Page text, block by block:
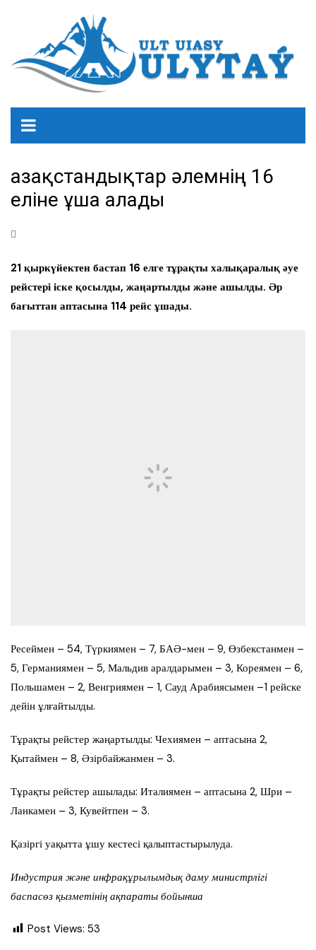
Қазақстандықтар әлемнің 16
еліне ұша алады
21 қыркүйектен бастап 16 елге тұрақты халықаралық әуе
рейстері іске қосылды, жаңартылды және ашылды. Әр
бағыттан аптасына 114 рейс ұшады.
Ресеймен – 54, Түркиямен – 7, БАӘ-мен – 9, Өзбекстанмен –
5, Германиямен – 5, Мальдив аралдарымен – 3, Кореямен – 6,
Польшамен – 2, Венгриямен – 1, Сауд Арабиясымен –1 рейске
дейін ұлғайтылды.
Тұрақты рейстер жаңартылды: Чехиямен – аптасына 2,
Қытаймен – 8, Әзірбайжанмен – 3.
Тұрақты рейстер ашылады: Италиямен – аптасына 2, Шри –
Ланкамен – 3, Кувейтпен – 3.
Қазіргі уақытта ұшу кестесі қалыптастырылуда.
Индустрия және инфрақұрылымдық даму министрлігі
баспасөз қызметінің ақпараты бойынша
Post Views: 53